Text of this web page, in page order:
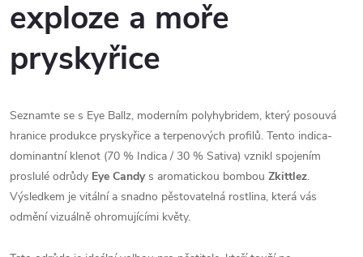
exploze a moře
pryskyřice
Seznamte se s Eye Ballz, moderním polyhybridem, který posouvá
hranice produkce pryskyřice a terpenových profilů. Tento indica-
dominantní klenot (70 % Indica / 30 % Sativa) vznikl spojením
proslulé odrůdy Eye Candys aromatickou bombou Zkittlez.
Výsledkem je vitální a snadno pěstovatelná rostlina, která vás
odmění vizuálně ohromujícími květy.